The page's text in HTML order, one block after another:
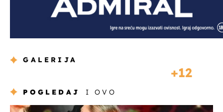
GALERIJA
12
POGLEDAJ I OVO